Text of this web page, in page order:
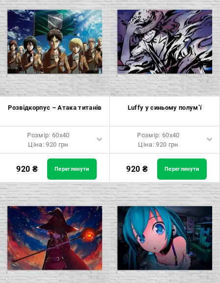
Розмір: 50x50 Ціна: 970 грн
Розмір: 60x60 Ціна: 1290 грн
Розмір: 70x70 Ціна: 1550 грн
Розмір: 80x80 Ціна: 1650 грн
Розмір: 90x90 Ціна: 1800 грн
Розмір: 100x100 Ціна: 2500
грн
Розмір: 120x80 Ціна: 2050 грн
Розвідкорпус – Атака титанів
Розмір: 60x40
Ціна: 920 грн
Розмір: 60x40 Ціна: 920 грн
Розмір: 90x60 Ціна: 1650 грн
Розмір: 120x80 Ціна: 2050 грн
920 ₴ Переглянути
Luffy у синьому полум’ї
Розмір: 60x40
Ціна: 920 грн
Розмір: 60x40 Ціна: 920 грн
Розмір: 90x60 Ціна: 1650 грн
Розмір: 120x80 Ціна: 2050 грн
920 ₴ Переглянути